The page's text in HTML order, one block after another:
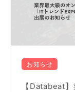
お知らせ
【Databeat